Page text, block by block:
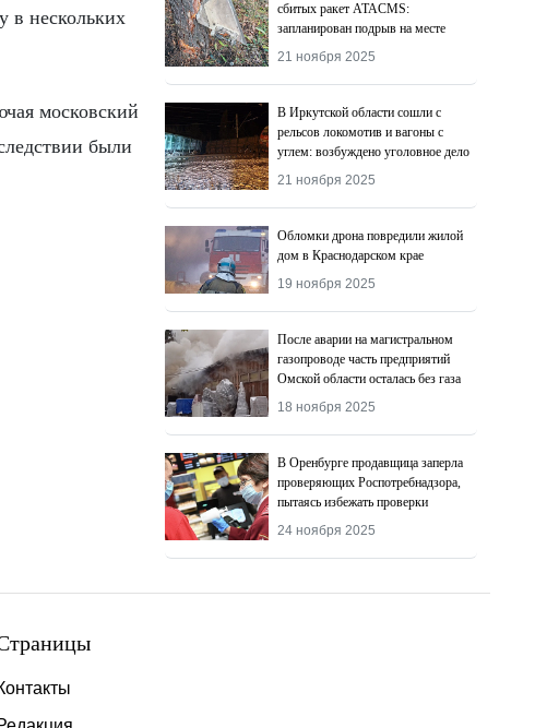
в нескольких
московский
были
сбитых ракет ATACMS:
запланирован подрыв на месте
21 ноября 2025
В Иркутской области сошли с
рельсов локомотив и вагоны с
углем: возбуждено уголовное дело
21 ноября 2025
Обломки дрона повредили жилой
дом в Краснодарском крае
19 ноября 2025
После аварии на магистральном
газопроводе часть предприятий
Омской области осталась без газа
18 ноября 2025
В Оренбурге продавщица заперла
проверяющих Роспотребнадзора,
пытаясь избежать проверки
24 ноября 2025